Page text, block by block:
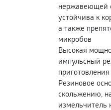
нержавеющей
устойчива к
а также
микробов
Высокая
импульсный
Резиновое
скольжению,
измельчитель